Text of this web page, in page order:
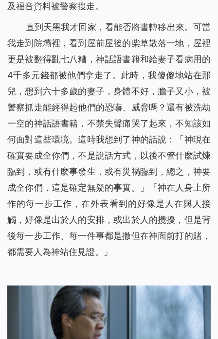
及福音資料被警察搜走。
直到天黑我才回家，看能否將書轉移出來。可當
我走到院壩裡，看到屋前屋後的柴草散落一地，屋裡
更是被翻得亂七八糟，神話語書籍和給妻子看病用的
4千多元錢都被他們拿走了。此時，我傻傻地站在那
兒，想到六十多歲的妻子，身體不好，膽子又小，被
警察抓走能經得起他們的恐嚇、威脅嗎？還有被洗劫
一空的神話語書籍，不禁失聲痛哭了起來，不知該如
何面對這些環境。這時我想到了神的話說：「 神現在
確實要成全你們，不是說話方式，以後不管什麼試煉
臨到，或有什麼事發生，或有災禍臨到，總之，神要
成全你們，這是確定無疑的事實。
」「神在人身上所
作的每一步工作，在外表看到的好像是人在與人接
觸，好像是出於人的安排，或出於人的攪擾，但是背
後每一步工作、每一件事都是撒但在神面前打的賭，
都需要人為神站住見證。
」